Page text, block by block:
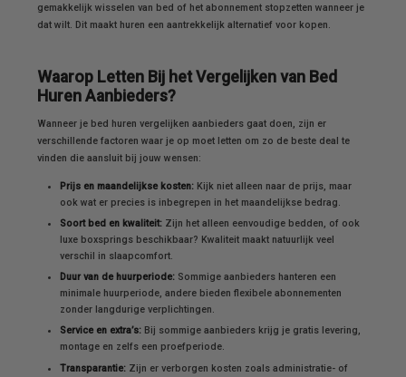
gemakkelijk wisselen van bed of het abonnement stopzetten wanneer je
dat wilt. Dit maakt huren een aantrekkelijk alternatief voor kopen.
Waarop Letten Bij het Vergelijken van Bed
Huren Aanbieders?
Wanneer je bed huren vergelijken aanbieders gaat doen, zijn er
verschillende factoren waar je op moet letten om zo de beste deal te
vinden die aansluit bij jouw wensen:
Prijs en maandelijkse kosten:Kijk niet alleen naar de prijs, maar
ook wat er precies is inbegrepen in het maandelijkse bedrag.
Soort bed en kwaliteit:Zijn het alleen eenvoudige bedden, of ook
luxe boxsprings beschikbaar? Kwaliteit maakt natuurlijk veel
verschil in slaapcomfort.
Duur van de huurperiode:Sommige aanbieders hanteren een
minimale huurperiode, andere bieden flexibele abonnementen
zonder langdurige verplichtingen.
Service en extra’s:Bij sommige aanbieders krijg je gratis levering,
montage en zelfs een proefperiode.
Transparantie:Zijn er verborgen kosten zoals administratie- of